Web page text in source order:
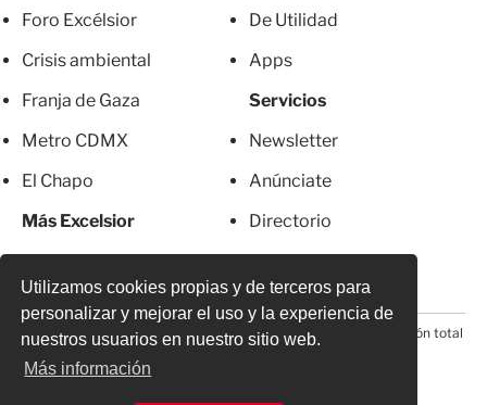
Utilizamos cookies propias y de terceros para
personalizar y mejorar el uso y la experiencia de
nuestros usuarios en nuestro sitio web.
Más información
Foro Excélsior
Crisis ambiental
Franja de Gaza
Metro CDMX
El Chapo
Más Excelsior
De Utilidad
Apps
Servicios
Newsletter
Anúnciate
Directorio
© 2026 Todos los derechos reservados. Prohibida la reproducción total
o parcial, incluyendo cualquier medio electrónico*